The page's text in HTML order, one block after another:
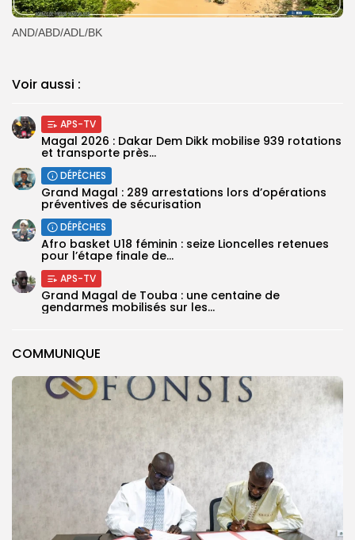
COMMUNIQUE
AND/ABD/ADL/BK
Voir aussi :
APS-TV
Magal 2026 : Dakar Dem Dikk mobilise 939 rotations
et transporte près...
DÉPÊCHES
Grand Magal : 289 arrestations lors d’opérations
préventives de sécurisation
DÉPÊCHES
‎Afro basket U18 féminin : seize Lioncelles retenues
pour l’étape finale de...
APS-TV
Grand Magal de Touba : une centaine de
gendarmes mobilisés sur les...